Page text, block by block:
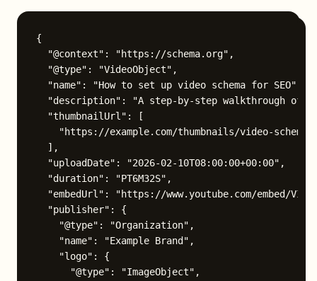
{
  "@context": "https://schema.org",
  "@type": "VideoObject",
  "name": "How to set up video schema for SEO",
"description": "A step-by-step walkthrough of
  "thumbnailUrl": [
"https://example.com/thumbnails/video-schema-
  ],
  "uploadDate": "2026-02-10T08:00:00+00:00",
  "duration": "PT6M32S",
"embedUrl": "https://www.youtube.com/embed/
  "publisher": {
    "@type": "Organization",
    "name": "Example Brand",
    "logo": {
      "@type": "ImageObject",